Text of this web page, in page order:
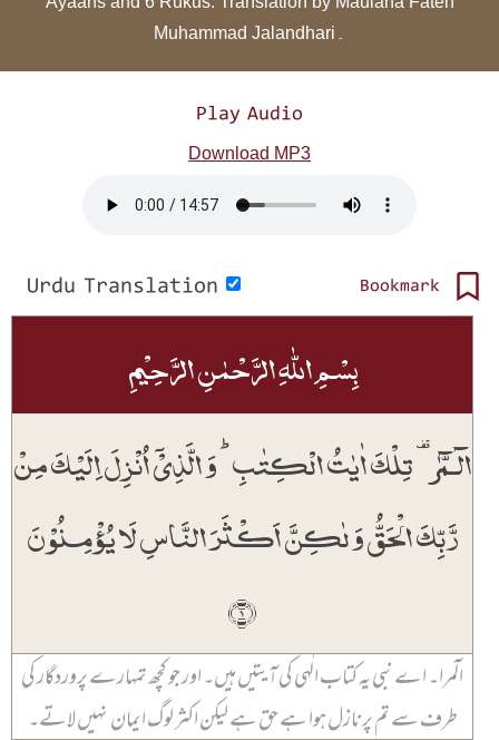
Play Audio
Download MP3
Urdu Translation
بِسۡمِ اللّٰہِ الرَّحۡمٰنِ الرَّحِیۡمِ
الٓـمّٓرٰ ۟ تِلۡکَ اٰیٰتُ الۡکِتٰبِ ؕ وَ الَّذِیۡۤ اُنۡزِلَ اِلَیۡکَ مِنۡ
رَّبِّکَ الۡحَقُّ وَ لٰکِنَّ اَکۡثَرَ النَّاسِ لَا یُؤۡمِنُوۡنَ
﴿۱﴾
الٓمرا۔ اے نبی یہ کتاب الٰہی کی آیتیں ہیں۔ اور جو کچھ تمہارے پروردگار کی
طرف سے تم پر نازل ہوا ہے حق ہے لیکن اکثر لوگ ایمان نہیں لاتے۔